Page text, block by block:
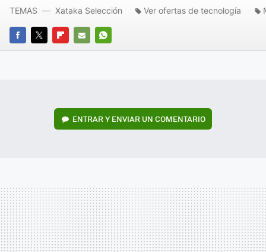
FACEBOOK
TWITTERFLIPBOARD
E-
WHATSAPP
TEMAS Xataka Selección Ver ofertas de tecnología
ENTRAR Y ENVIAR UN COMENTARIO